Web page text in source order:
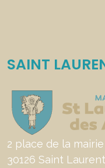
SAINT
2 place de la mairie
30126 Saint